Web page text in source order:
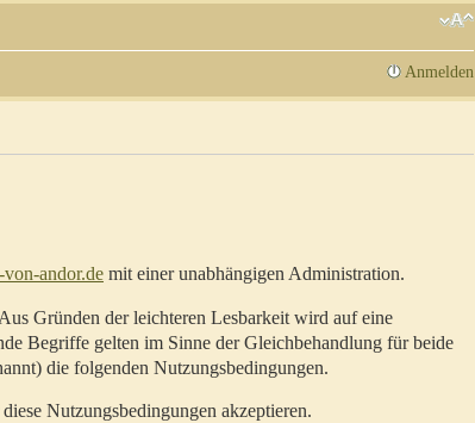
Anmelden
andor.de mit einer unabhängigen Administration.
Gründen der leichteren Lesbarkeit wird auf eine
Begriffe gelten im Sinne der Gleichbehandlung für beide
die folgenden Nutzungsbedingungen.
Nutzungsbedingungen akzeptieren.